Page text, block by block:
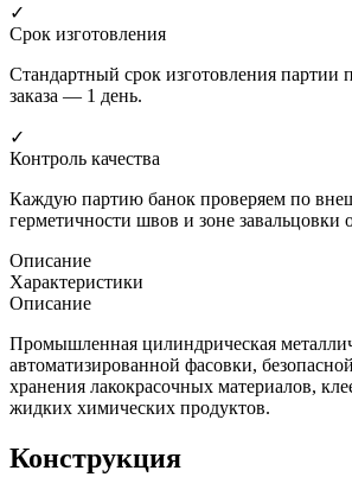
✓
Срок изготовления
Стандартный срок изготовления партии
заказа — 1 день.
✓
Контроль качества
Каждую партию банок проверяем по
герметичности швов и зоне завальцовки
Описание
Характеристики
Описание
Промышленная цилиндрическая
автоматизированной фасовки,
хранения лакокрасочных материалов,
жидких химических продуктов.
Конструкция